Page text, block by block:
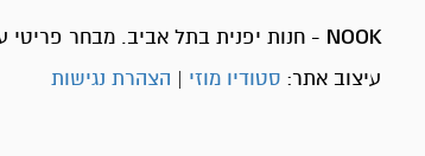
NOOK - חנות יפנית בתל אביב. מבחר פריטי
עיצוב אתר: סטודיו מוזי | הצהרת נגישות